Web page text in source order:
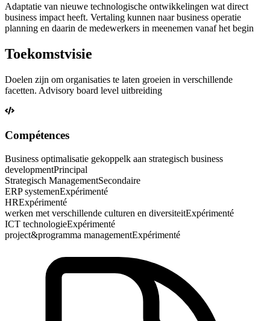
Adaptatie van nieuwe technologische ontwikkelingen wat direct
business impact heeft. Vertaling kunnen naar business operatie
planning en daarin de medewerkers in meenemen vanaf het begin
Toekomstvisie
Doelen zijn om organisaties te laten groeien in verschillende
facetten. Advisory board level uitbreiding
Compétences
Business optimalisatie gekoppelk aan strategisch business
developmentPrincipal
Strategisch ManagementSecondaire
ERP systemenExpérimenté
HRExpérimenté
werken met verschillende culturen en diversiteitExpérimenté
ICT technologieExpérimenté
project&programma managementExpérimenté